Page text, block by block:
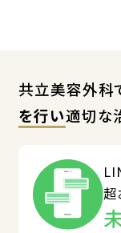
共立美容外科
を行い適切な
超